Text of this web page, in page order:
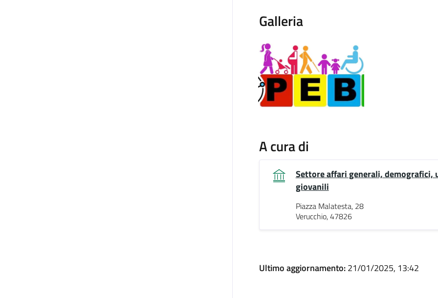
Galleria
A cura di
Settore affari generali, demografici,
giovanili
Piazza Malatesta, 28
Verucchio, 47826
Ultimo aggiornamento:21/01/2025, 13:42